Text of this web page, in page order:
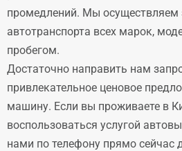
промедлений. Мы осуществляем
автотранспорта всех марок,
пробегом.
Достаточно направить нам
привлекательное ценовое
машину. Если вы проживаете в
воспользоваться услугой
нами по телефону прямо сейчас